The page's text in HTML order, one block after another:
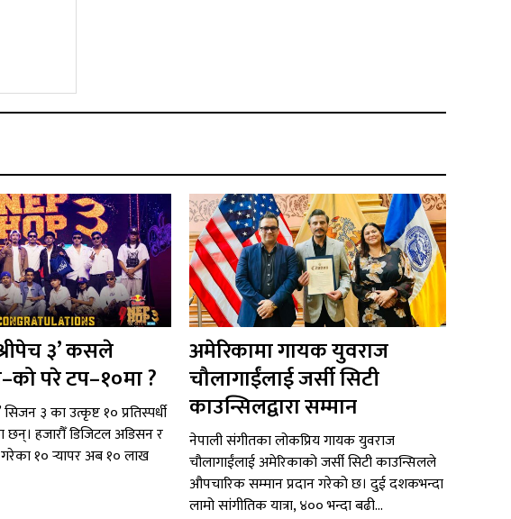
३’ कसले
परे टप–१०मा ?
३ का उत्कृष्ट १० प्रतिस्पर्धी
छन्। हजारौँ डिजिटल अडिसन र
गरेका १० र्‍यापर अब १० लाख
अमेरिकामा गायक युवराज
चौलागाईंलाई जर्सी सिटी
काउन्सिलद्वारा सम्मान
नेपाली संगीतका लोकप्रिय गायक युवराज
चौलागाईंलाई अमेरिकाको जर्सी सिटी काउन्सिलले
औपचारिक सम्मान प्रदान गरेको छ। दुई दशकभन्दा
लामो सांगीतिक यात्रा, ४०० भन्दा बढी...